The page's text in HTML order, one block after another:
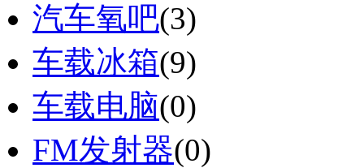
汽车氧吧(3)
车载冰箱(9)
车载电脑(0)
FM发射器(0)